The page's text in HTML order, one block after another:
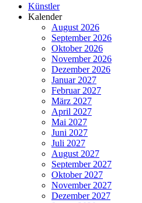
Künstler
Kalender
August 2026
September 2026
Oktober 2026
November 2026
Dezember 2026
Januar 2027
Februar 2027
März 2027
April 2027
Mai 2027
Juni 2027
Juli 2027
August 2027
September 2027
Oktober 2027
November 2027
Dezember 2027